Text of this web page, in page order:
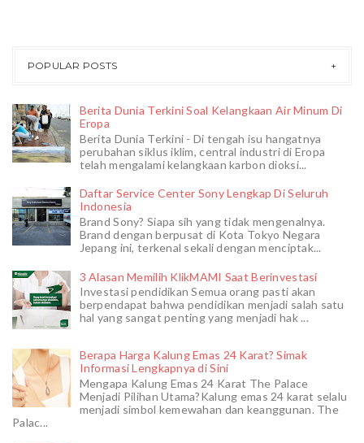
POPULAR POSTS
Berita Dunia Terkini Soal Kelangkaan Air Minum Di
Eropa
Berita Dunia Terkini - Di tengah isu hangatnya
perubahan siklus iklim, central industri di Eropa
telah mengalami kelangkaan karbon dioksi...
Daftar Service Center Sony Lengkap Di Seluruh
Indonesia
Brand Sony? Siapa sih yang tidak mengenalnya.
Brand dengan berpusat di Kota Tokyo Negara
Jepang ini, terkenal sekali dengan menciptak...
3 Alasan Memilih KlikMAMI Saat Berinvestasi
Investasi pendidikan Semua orang pasti akan
berpendapat bahwa pendidikan menjadi salah satu
hal yang sangat penting yang menjadi hak ...
Berapa Harga Kalung Emas 24 Karat? Simak
Informasi Lengkapnya di Sini
Mengapa Kalung Emas 24 Karat The Palace
Menjadi Pilihan Utama?Kalung emas 24 karat selalu
menjadi simbol kemewahan dan keanggunan. The
Palac...